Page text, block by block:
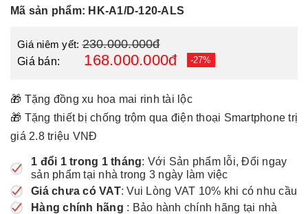
Mã sản phẩm: HK-A1/D-120-ALS
Giá niêm yết:230.000.000đ
Giá bán: 168.000.000đ -27%
🎁 Tặng đồng xu hoa mai rinh tài lộc
🎁 Tặng thiết bị chống trộm qua điện thoại Smartphone trị
giá 2.8 triệu VNĐ
1 đổi 1 trong 1 tháng: Với Sản phẩm lỗi, Đổi ngay
sản phẩm tại nhà trong 3 ngày làm việc
Giá chưa có VAT: Vui Lòng VAT 10% khi có nhu cầu
Hàng chính hãng : Bảo hành chính hãng tại nhà